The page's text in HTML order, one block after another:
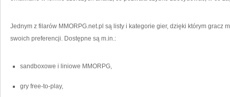
Jednym z filarów MMORPG.net.pl są listy i kategorie gier, dzięki którym gracz
swoich preferencji. Dostępne są m.in.:
sandboxowe i liniowe MMORPG,
gry free-to-play,